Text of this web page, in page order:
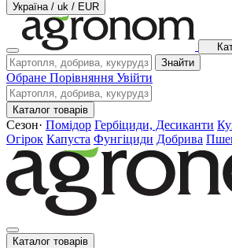
Україна / uk / EUR
Знайти
Обране Порівняння Увійти
Каталог товарів
Сезон· Помідор Гербіциди, Десиканти
Огірок Капуста Фунгіциди Добрива
Каталог товарів